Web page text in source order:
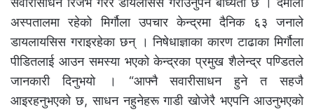
अस्पतालमा रहेको मिर्गौला उपचार केन्द्रमा दैनिक ६३ जनाले
डायलायसिस गराइरहेका छन् । निषेधाज्ञाका कारण टाढाका मिर्गौला
पीडितलाई आउन समस्या भएको केन्द्रका प्रमुख शैलेन्द्र पण्डितले
जानकारी दिनुभयो । “आफ्नै सवारीसाधन हुने त सहजै
आइरहनुभएको छ, साधन नहुनेहरू गाडी खोजेरै भएपनि आउनुभएको